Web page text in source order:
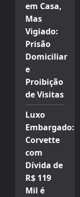
em Casa,
Mas
Vigiado:
Prisão
Domiciliar
e
Proibição
de Visitas
Luxo
Embargado:
Corvette
com
Dívida de
R$ 119
Mil é